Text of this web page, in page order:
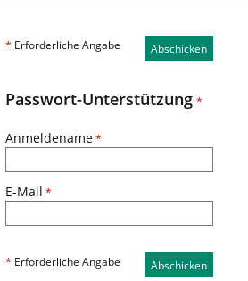
Abschicken
* Erforderliche Angabe
Passwort-Unterstützung *
Anmeldename *
E-Mail *
* Erforderliche Angabe Abschicken